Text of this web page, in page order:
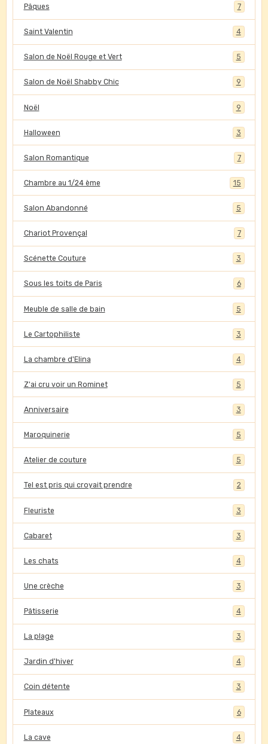
Pâques 7
Saint Valentin 4
Salon de Noël Rouge et Vert 5
Salon de Noël Shabby Chic 9
Noël 9
Halloween 3
Salon Romantique 7
Chambre au 1/24 ème 15
Salon Abandonné 5
Chariot Provençal 7
Scénette Couture 3
Sous les toits de Paris 6
Meuble de salle de bain 5
Le Cartophiliste 3
La chambre d'Elina 4
Z'ai cru voir un Rominet 5
Anniversaire 3
Maroquinerie 5
Atelier de couture 5
Tel est pris qui croyait prendre 2
Fleuriste 3
Cabaret 3
Les chats 4
Une crèche 3
Pâtisserie 4
La plage 3
Jardin d'hiver 4
Coin détente 3
Plateaux 6
La cave 4